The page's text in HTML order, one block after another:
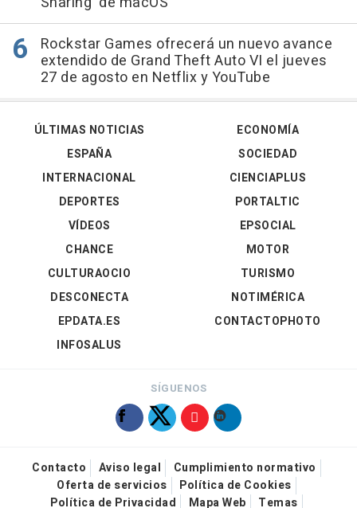
Rockstar Games ofrecerá un nuevo avance
extendido de Grand Theft Auto VI el jueves
27 de agosto en Netflix y YouTube
ÚLTIMAS NOTICIAS
ESPAÑA
INTERNACIONAL
DEPORTES
VÍDEOS
ECONOMÍA
SOCIEDAD
CIENCIAPLUS
PORTALTIC
EPSOCIAL
CHANCE
CULTURAOCIO
DESCONECTA
EPDATA.ES
INFOSALUS
MOTOR
TURISMO
NOTIMÉRICA
CONTACTOPHOTO
SÍGUENOS
Contacto Aviso legal
Cumplimiento normativo
Oferta de servicios
Política de Cookies
Política de Privacidad
Mapa Web Temas